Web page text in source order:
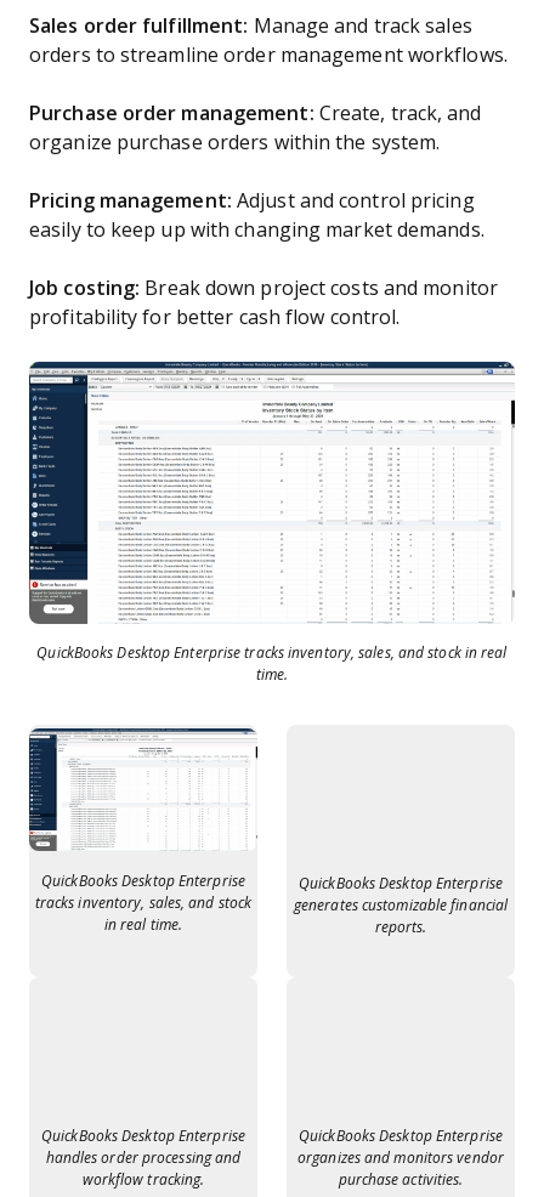
Sales order fulfillment: Manage and track sales
orders to streamline order management workflows.
Purchase order management: Create, track, and
organize purchase orders within the system.
Pricing management: Adjust and control pricing
easily to keep up with changing market demands.
Job costing: Break down project costs and monitor
profitability for better cash flow control.
QuickBooks Desktop Enterprise tracks inventory, sales, and stock in real
time.
QuickBooks Desktop Enterprise
tracks inventory, sales, and stock
in real time.
QuickBooks Desktop Enterprise
generates customizable financial
reports.
QuickBooks Desktop Enterprise
handles order processing and
workflow tracking.
QuickBooks Desktop Enterprise
organizes and monitors vendor
purchase activities.